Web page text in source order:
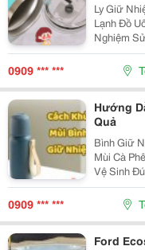
Ly Giữ
Lạnh Đồ
Nghiệm
Hàng
Phẩm
0909 *** ***
Hướng
Quả
Bình Giữ
Mùi Cà
Vệ Sinh
Đến
Cùng
0909 *** ***
Ford